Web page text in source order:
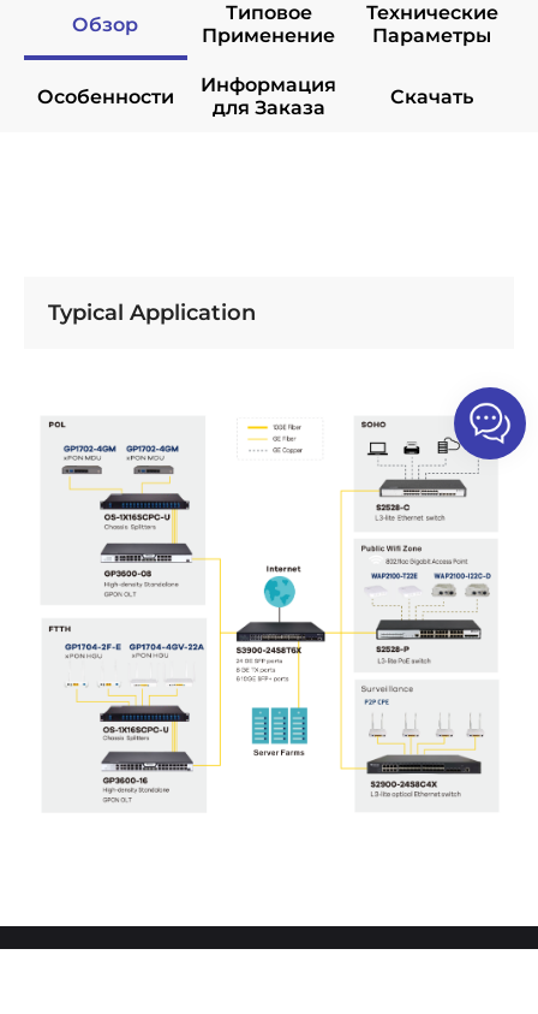
Обзор
Типовое
Применение
Технические
Параметры
Особенности
Информация
для Заказа
Скачать
Typical Application